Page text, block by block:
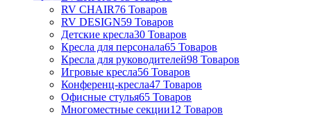
RV CHAIR76 Товаров
RV DESIGN59 Товаров
Детские кресла30 Товаров
Кресла для персонала65 Товаров
Кресла для руководителей98 Товаров
Игровые кресла56 Товаров
Конференц-кресла47 Товаров
Офисные стулья65 Товаров
Многоместные секции12 Товаров